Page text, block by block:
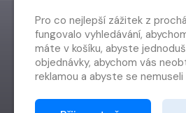
Pro co nejlepší zážitek z
fungovalo vyhledávání,
máte v košíku, abyste
objednávky, abychom vás
reklamou a abyste se nemuseli